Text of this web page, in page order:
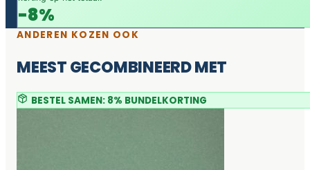
-8%
ANDEREN KOZEN OOK
MEEST GECOMBINEERD MET
BESTEL SAMEN: 8% BUNDELKORTING